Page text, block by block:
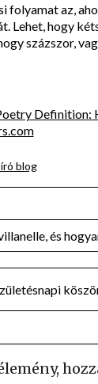
folyamat az,
Lehet, hogy
százszor,
Definition:
blog
és